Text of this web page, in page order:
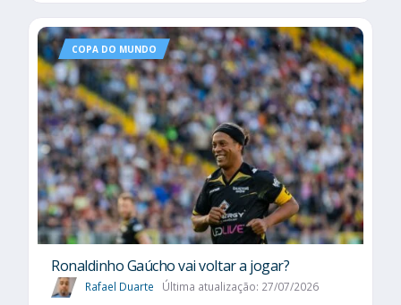
COPA DO MUNDO
Ronaldinho Gaúcho vai voltar a jogar?
Rafael Duarte Última atualização: 27/07/2026